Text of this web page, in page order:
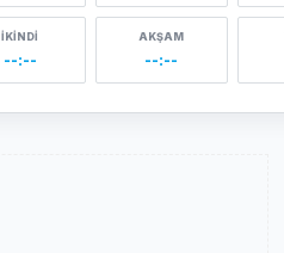
İKINDI
--:--
AKŞAM
--:--